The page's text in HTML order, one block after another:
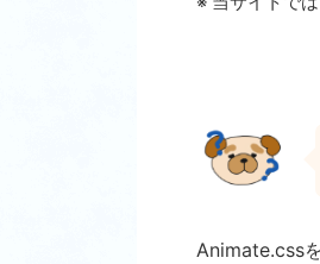
Animate.css